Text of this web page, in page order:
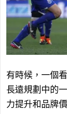
有時候，一個
長遠規劃中的
力提升和品牌